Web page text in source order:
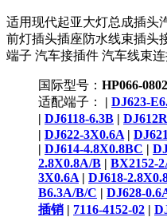
适用现代起亚大灯总成插头汽车大灯防水插头6孔连接器汽车
前灯插头插座防水线束插头
端子 汽车接插件 汽车线束
国际型号： HP066-
适配端子：
| DJ623-
| DJ6118-6.3B |
| DJ622-3X0.6A |
| DJ614-4.8X0.8BC |
2.8X0.8A/B | BX2152-
3X0.6A | DJ618-
B6.3A/B/C | DJ628-
插销 | 7116-4152-02 |